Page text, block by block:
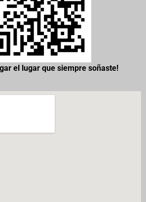
el lugar que siempre soñaste!